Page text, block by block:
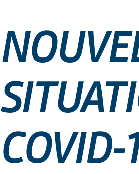
COVID-